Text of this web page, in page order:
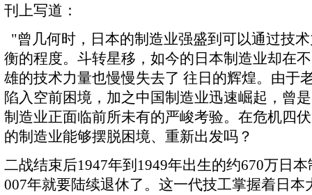
刊上写道：
"曾几何时，日本的制造业强盛到可以通过技
衡的程度。斗转星移，如今的日本制造业却在
雄的技术力量也慢慢失去了 往日的辉煌。由于
陷入空前困境，加之中国制造业迅速崛起，曾
制造业正面临前所未有的严峻考验。在危机四
的制造业能够摆脱困境、重新出发吗？
二战结束后1947年到1949年出生的约670万日
007年就要陆续退休了。这一代技工掌握着日本